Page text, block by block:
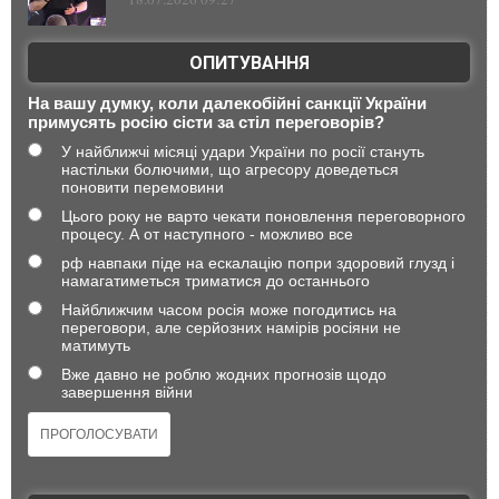
ОПИТУВАННЯ
На вашу думку, коли далекобійні санкції України
примусять росію сісти за стіл переговорів?
У найближчі місяці удари України по росії стануть
настільки болючими, що агресору доведеться
поновити перемовини
Цього року не варто чекати поновлення переговорного
процесу. А от наступного - можливо все
рф навпаки піде на ескалацію попри здоровий глузд і
намагатиметься триматися до останнього
Найближчим часом росія може погодитись на
переговори, але серйозних намірів росіяни не
матимуть
Вже давно не роблю жодних прогнозів щодо
завершення війни